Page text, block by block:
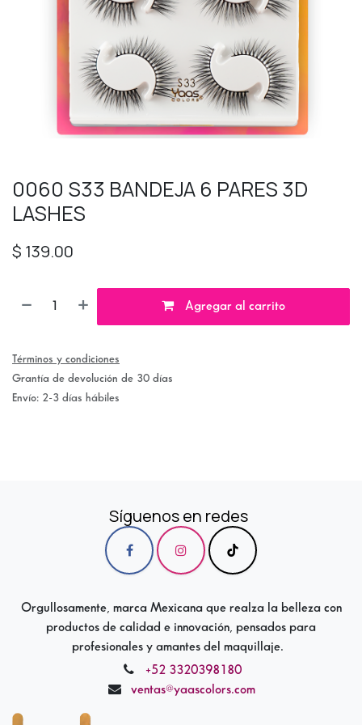
0060 S33 BANDEJA 6 PARES 3D
LASHES
$ 139.00
Agregar al carrito
Términos y condiciones
Grantía de devolución de 30 días
Envío: 2-3 días hábiles
Síguenos en redes
Orgullosamente, marca Mexicana que realza la belleza con
productos de calidad e innovación, pensados para
profesionales y amantes del maquillaje.
+52 3320398180
ventas@yaascolors.com